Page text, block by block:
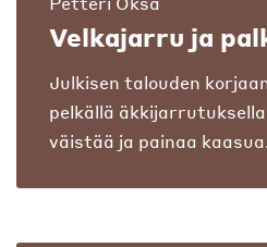
Velkajarru ja
Julkisen talouden
pelkällä
väistää ja painaa